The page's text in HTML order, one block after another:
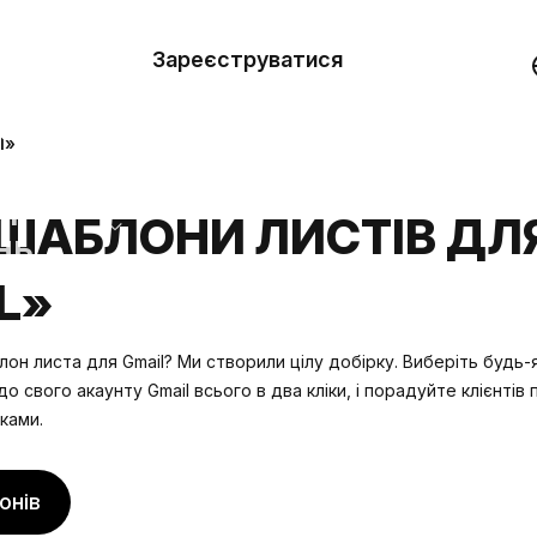
Зареєструватися
ЛИСТІВ
листа для Gmail? Ми створили цілу добірку. Виберіть
свого акаунту Gmail всього в два кліки, і порадуйте клієнтів